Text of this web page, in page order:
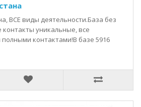
ВСЕ виды деятельности.База без
контакты уникальные, все
полными контактами!В базе 5916